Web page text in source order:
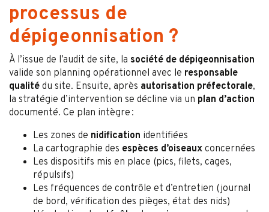
processus de
dépigeonnisation ?
À l’issue de l’audit de site, la société de dépigeonnisation
valide son planning opérationnel avec le responsable
qualité du site. Ensuite, après autorisation préfectorale,
la stratégie d’intervention se décline via un plan d’action
documenté. Ce plan intègre :
Les zones de nidification identifiées
La cartographie des espèces d’oiseaux concernées
Les dispositifs mis en place (pics, filets, cages,
répulsifs)
Les fréquences de contrôle et d’entretien (journal
de bord, vérification des pièges, état des nids)